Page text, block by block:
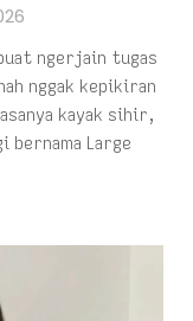
ngerjain tugas
nggak kepikiran
kayak sihir,
bernama Large